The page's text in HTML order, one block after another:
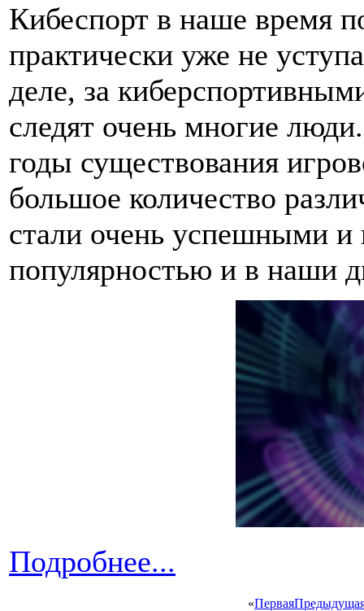
Кибеспорт в наше время
практически уже не
деле, за
следят очень многие
годы существования
большое количество
стали очень успешными и
популярностью и в наши
Подробнее...
«Первая